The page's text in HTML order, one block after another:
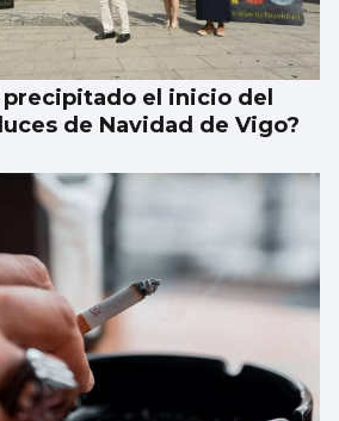
precipitado el inicio del
de Navidad de Vigo?